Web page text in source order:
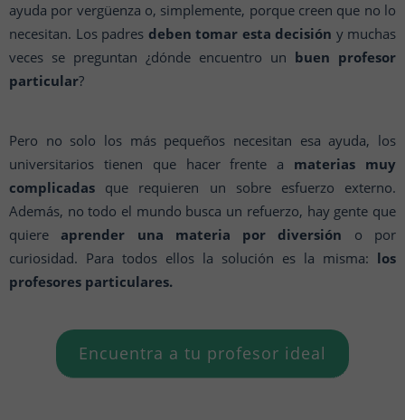
ayuda por vergüenza o, simplemente, porque creen que no lo
necesitan. Los padres deben tomar esta decisión y muchas
veces se preguntan ¿dónde encuentro un buen profesor
particular?
Pero no solo los más pequeños necesitan esa ayuda, los
universitarios tienen que hacer frente a materias muy
complicadas que requieren un sobre esfuerzo externo.
Además, no todo el mundo busca un refuerzo, hay gente que
quiereaprender una materia por diversión o por
curiosidad. Para todos ellos la solución es la misma: los
profesores particulares.
Encuentra a tu profesor ideal